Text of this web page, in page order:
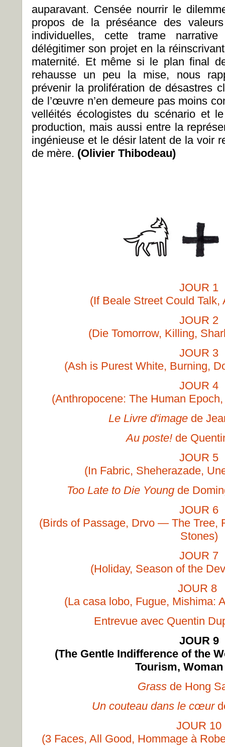
auparavant. Censée nourrir le
propos de la préséance des
individuelles, cette trame
délégitimer son projet en la
maternité. Et même si le plan final
rehausse un peu la mise, nous
prévenir la prolifération de désastres
de l’œuvre n’en demeure pas moins
velléités écologistes du scénario et
production, mais aussi entre la
ingénieuse et le désir latent de la voir
de mère. (Olivier Thibodeau)
JOUR 1
(If Beale Street Could Talk,
JOUR 2
(Die Tomorrow, Killing,
JOUR 3
(Ash is Purest White, Burning,
JOUR 4
(Anthropocene: The Human
Le Livre d'imagede
Au poste! de
JOUR 5
(In Fabric, Sheherazade,
Too Late to Die Young de
JOUR 6
(Birds of Passage, Drvo — The Tree,
Stones)
JOUR 7
(Holiday, Season of the
JOUR 8
(La casa lobo, Fugue, Mishima:
Entrevue avec Quentin
JOUR 9
(The Gentle Indifference of the
Tourism,
Grass de Hong
Un couteau dans le cœur
JOUR 10
(3 Faces, All Good, Hommage à